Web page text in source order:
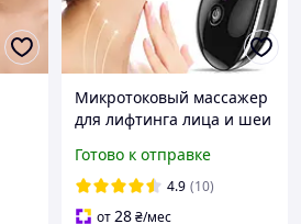
Микротоковый массажер
для лифтинга лица и шеи
Готово к отправке
4.9 (10)
от28₴/мес